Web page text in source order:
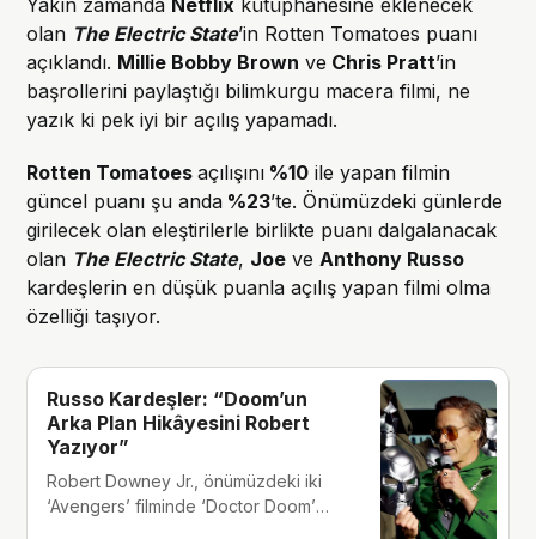
olan The Electric State’in Rotten Tomatoes puanı
açıklandı. Millie Bobby Brown ve Chris Pratt’in
başrollerini paylaştığı bilimkurgu macera filmi, ne
yazık ki pek iyi bir açılış yapamadı.
Rotten Tomatoesaçılışını %10 ile yapan filmin
güncel puanı şu anda %23’te. Önümüzdeki günlerde
girilecek olan eleştirilerle birlikte puanı dalgalanacak
olan The Electric State, Joe ve Anthony Russo
kardeşlerin en düşük puanla açılış yapan filmi olma
özelliği taşıyor.
Russo Kardeşler: “Doom’un
Arka Plan Hikâyesini Robert
Yazıyor”
Robert Downey Jr., önümüzdeki iki
‘Avengers’ filminde ‘Doctor Doom’